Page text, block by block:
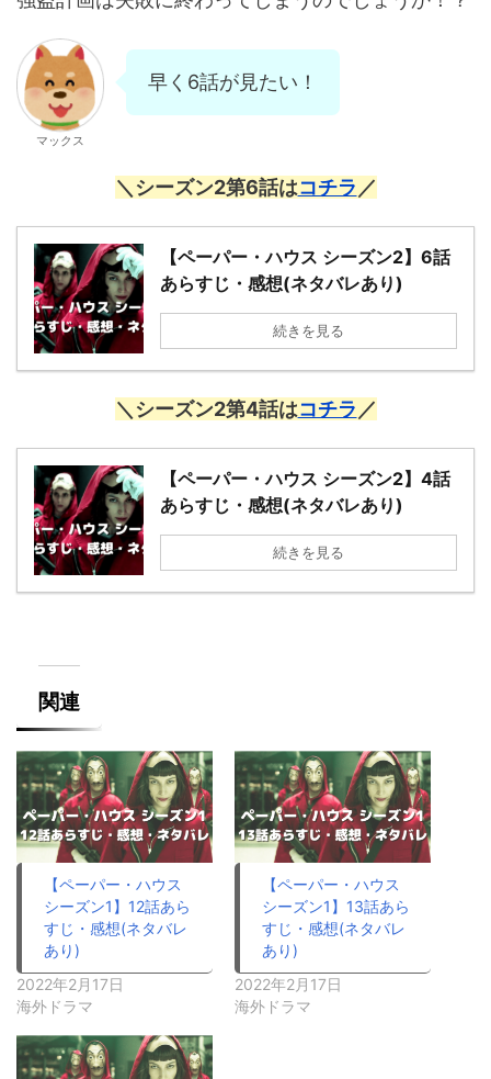
マックス
早く6話が見たい！
＼シーズン2第6話はコチラ ／
【ペーパー・ハウス シーズン2】6話
あらすじ・感想(ネタバレあり)
続きを見る
＼シーズン2第4話はコチラ ／
【ペーパー・ハウス シーズン2】4話
あらすじ・感想(ネタバレあり)
続きを見る
関連
【ペーパー・ハウス
シーズン1】12話あら
すじ・感想(ネタバレ
あり)
2022年2月17日
海外ドラマ
【ペーパー・ハウス
シーズン1】13話あら
すじ・感想(ネタバレ
あり)
2022年2月17日
海外ドラマ